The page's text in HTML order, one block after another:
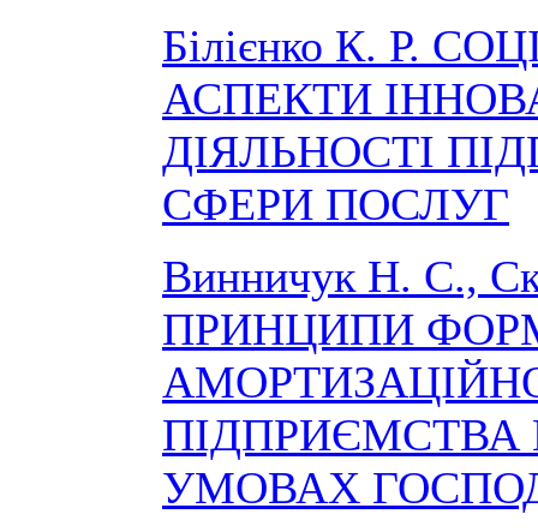
Білієнко К. Р.
АСПЕКТИ
ДІЯЛЬНОСТІ
СФЕРИ ПОСЛУГ
Винничук Н. С.,
ПРИНЦИПИ
ПІДПРИЄМСТВА
УМОВАХ